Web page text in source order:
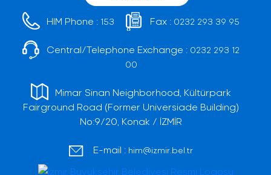
HIM Phone : 153 Fax : 0232 293 39 95
Central/Telephone Exchange : 0232 293 12
00
Mimar Sinan Neighborhood, Kültürpark
Fairground Road (Former Universiade Building)
No:9/20, Konak / İZMİR
E-mail : him@izmir.bel.tr